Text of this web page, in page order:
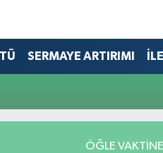
SERMAYE ARTIRIMI
ÖĞLE